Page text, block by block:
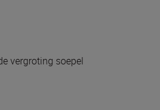
vergroting soepel